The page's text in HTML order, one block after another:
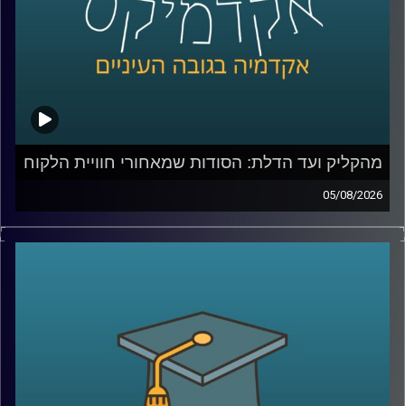
מהקליק ועד הדלת: הסודות שמאחורי חוויית הלקוח
05/08/2026
כולנו מזמינים היום כמעט הכול בלחיצת כפתור, אוכל, בגדים,
תרופות, אפילו את הקניות לסוף השבוע. אבל כמה מאיתנו
שגורמת לנו לחזור שוב ושוב, ואיך משלבים בין טכנולוגיה,
דאטה, לוגיסטיקה ובעיקר הבנה של בני אדם?
כדי לדבר על כל זה נמצא איתי היום צביקה ביידא, לשעבר